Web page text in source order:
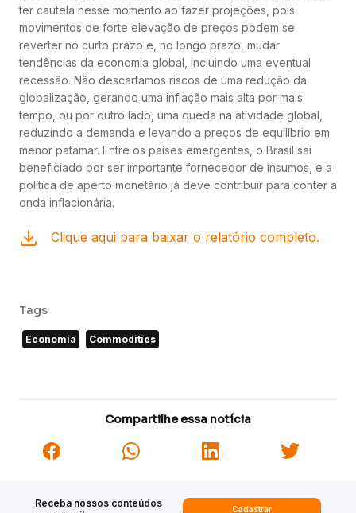
ter cautela nesse momento ao fazer projeções, pois
movimentos de forte elevação de preços podem se
reverter no curto prazo e, no longo prazo, mudar
tendências da economia global, incluindo uma eventual
recessão. Não descartamos riscos de uma redução da
globalização, gerando uma inflação mais alta por mais
tempo, ou por outro lado, uma queda na atividade global,
reduzindo a demanda e levando a preços de equilíbrio em
menor patamar. Entre os países emergentes, o Brasil sai
beneficiado por ser importante fornecedor de insumos, e a
política de aperto monetário já deve contribuir para conter a
onda inflacionária.
Clique aqui para baixar o relatório completo.
Tags
Economia Commodities
Compartilhe essa notícia
Receba nossos conteúdos
Cadastrar